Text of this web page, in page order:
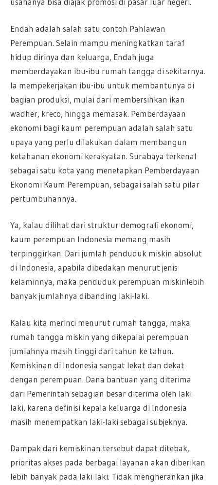
Endah adalah salah satu contoh Pahlawan
Perempuan. Selain mampu meningkatkan taraf
hidup dirinya dan keluarga, Endah juga
memberdayakan ibu-ibu rumah tangga di sekitarnya.
Ia mempekerjakan ibu-ibu untuk membantunya di
bagian produksi, mulai dari membersihkan ikan
wadher, kreco, hingga memasak. Pemberdayaan
ekonomi bagi kaum perempuan adalah salah satu
upaya yang perlu dilakukan dalam membangun
ketahanan ekonomi kerakyatan. Surabaya terkenal
sebagai satu kota yang menetapkan Pemberdayaan
Ekonomi Kaum Perempuan, sebagai salah satu pilar
pertumbuhannya.
Ya, kalau dilihat dari struktur demografi ekonomi,
kaum perempuan Indonesia memang masih
terpinggirkan. Dari jumlah penduduk miskin absolut
di Indonesia, apabila dibedakan menurut jenis
kelaminnya, maka penduduk perempuan miskinlebih
banyak jumlahnya dibanding laki-laki.
Kalau kita merinci menurut rumah tangga, maka
rumah tangga miskin yang dikepalai perempuan
jumlahnya masih tinggi dari tahun ke tahun.
Kemiskinan di Indonesia sangat lekat dan dekat
dengan perempuan. Dana bantuan yang diterima
dari Pemerintah sebagian besar diterima oleh laki
laki, karena definisi kepala keluarga di Indonesia
masih menempatkan laki-laki sebagai subjeknya.
Dampak dari kemiskinan tersebut dapat ditebak,
prioritas akses pada berbagai layanan akan diberikan
lebih banyak pada laki-laki. Tidak mengherankan jika